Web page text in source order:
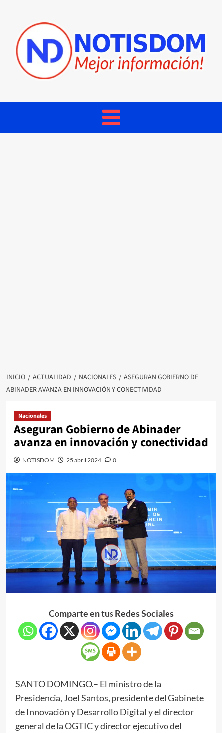
INICIO ACTUALIDAD NACIONALES
ASEGURAN GOBIERNO DE
ABINADER AVANZA EN INNOVACIÓN Y CONECTIVIDAD
Nacionales
Aseguran Gobierno de Abinader
avanza en innovación y conectividad
NOTISDOM 25 abril 2024 0
Comparte en tus Redes Sociales
SANTO DOMINGO.– El ministro de la
Presidencia, Joel Santos, presidente del Gabinete
de Innovación y Desarrollo Digital y el director
general de la OGTIC y director ejecutivo del